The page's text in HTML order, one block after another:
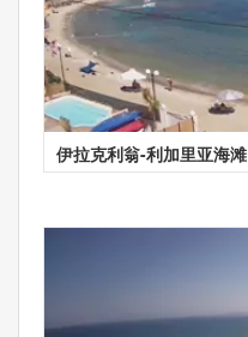
伊拉克利翁-利加里亚海滩